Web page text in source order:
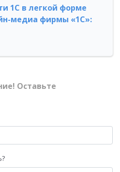
1С в легкой форме
медиа фирмы «1С»:
Оставьте